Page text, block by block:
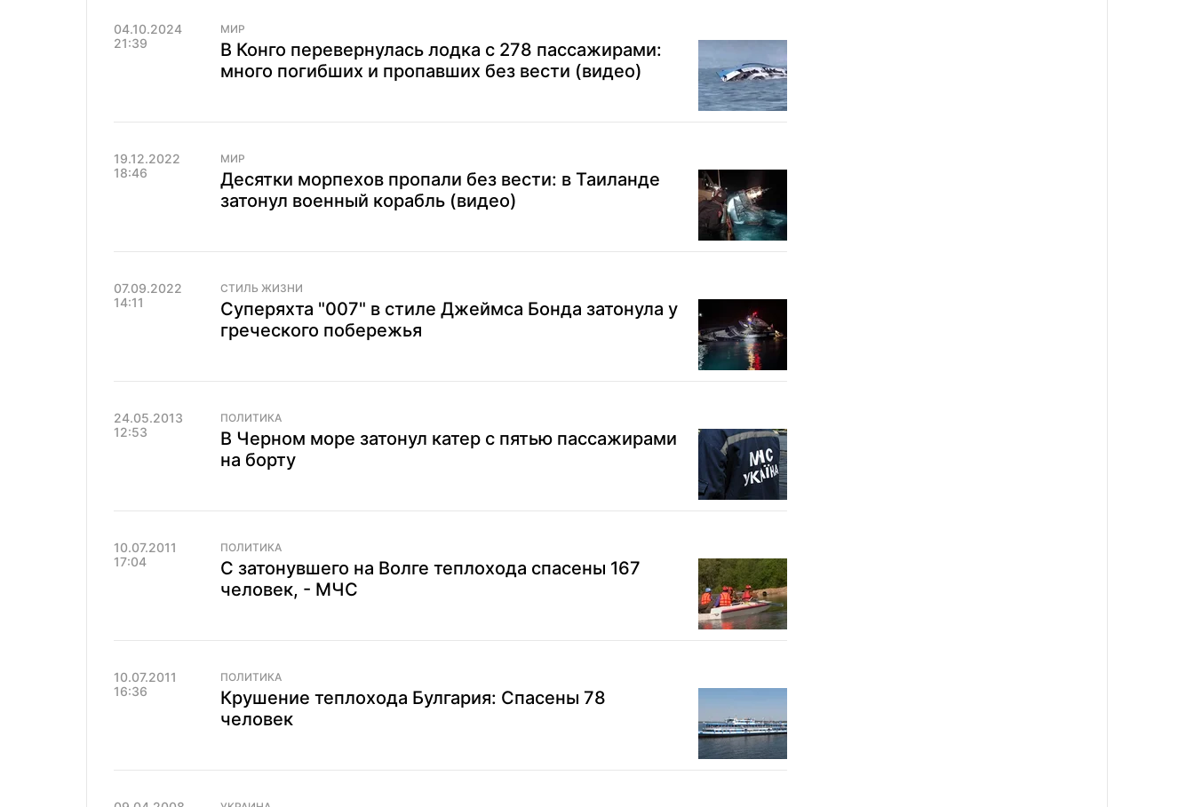
04.10.2024
21:39
МИР
В Конго перевернулась лодка с 278 пассажирами:
много погибших и пропавших без вести (видео)
19.12.2022
18:46
МИР
Десятки морпехов пропали без вести: в Таиланде
затонул военный корабль (видео)
07.09.2022
14:11
СТИЛЬ ЖИЗНИ
Суперяхта "007" в стиле Джеймса Бонда затонула у
греческого побережья
24.05.2013
12:53
ПОЛИТИКА
В Черном море затонул катер с пятью пассажирами
на борту
10.07.2011
17:04
ПОЛИТИКА
С затонувшего на Волге теплохода спасены 167
человек, - МЧС
10.07.2011
16:36
ПОЛИТИКА
Крушение теплохода Булгария: Спасены 78
человек